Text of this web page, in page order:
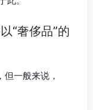
“奢侈品”的
一般来说，